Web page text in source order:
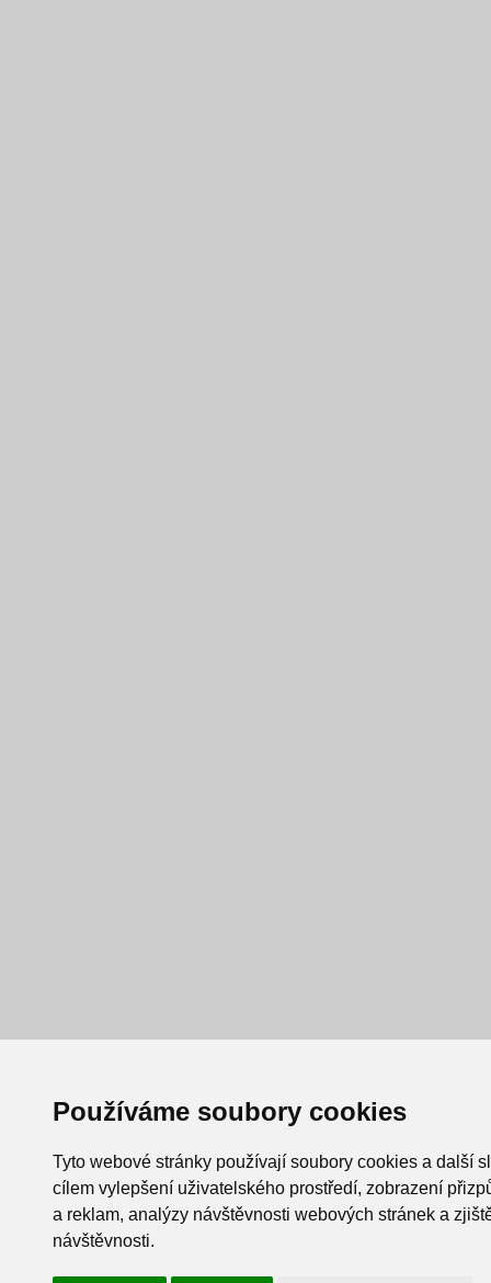
Používáme soubory cookies
Tyto webové stránky používají soubory cookies a další
cílem vylepšení uživatelského prostředí, zobrazení
a reklam, analýzy návštěvnosti webových stránek a
návštěvnosti.